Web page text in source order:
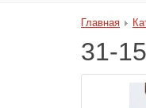
Главная
31-